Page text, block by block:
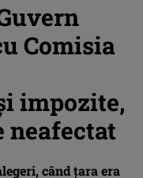
Comisia
impozite,
neafectat
când țara era